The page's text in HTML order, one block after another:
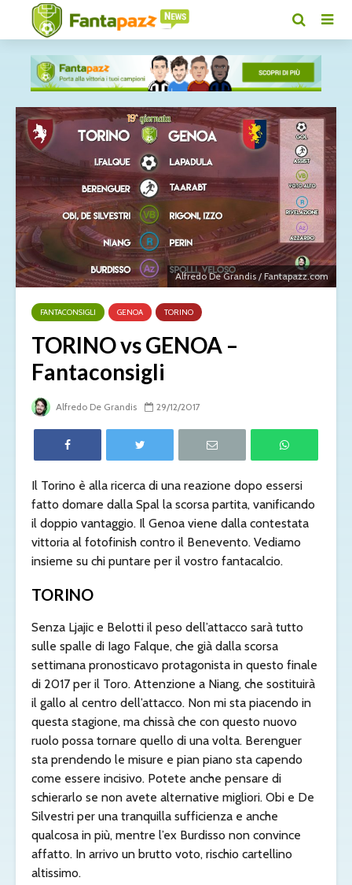
Alfredo De Grandis / Fantapazz.com
FANTACONSIGLI GENOA TORINO
TORINO vs GENOA –
Fantaconsigli
Alfredo De Grandis 29/12/2017
Il Torino è alla ricerca di una reazione dopo essersi
fatto domare dalla Spal la scorsa partita, vanificando
il doppio vantaggio. Il Genoa viene dalla contestata
vittoria al fotofinish contro il Benevento. Vediamo
insieme su chi puntare per il vostro fantacalcio.
TORINO
Senza Ljajic e Belotti il peso dell’attacco sarà tutto
sulle spalle di Iago Falque, che già dalla scorsa
settimana pronosticavo protagonista in questo finale
di 2017 per il Toro. Attenzione a Niang, che sostituirà
il gallo al centro dell’attacco. Non mi sta piacendo in
questa stagione, ma chissà che con questo nuovo
ruolo possa tornare quello di una volta. Berenguer
sta prendendo le misure e pian piano sta capendo
come essere incisivo. Potete anche pensare di
schierarlo se non avete alternative migliori. Obi e De
Silvestri per una tranquilla sufficienza e anche
qualcosa in più, mentre l’ex Burdisso non convince
affatto. In arrivo un brutto voto, rischio cartellino
altissimo.